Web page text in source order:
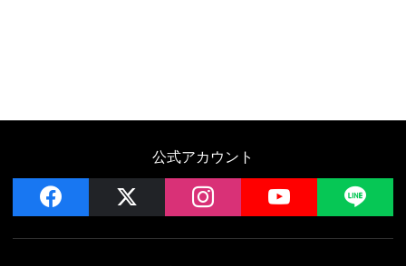
公式アカウント
facebook instagram YouTube